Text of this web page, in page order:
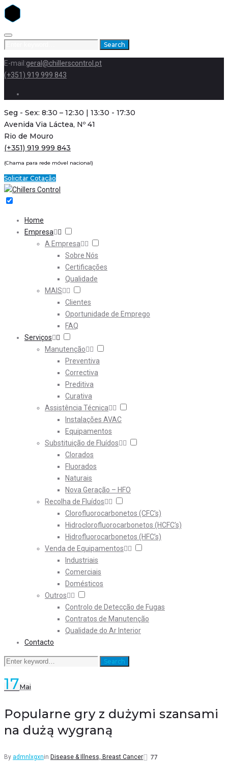
Skip
Search
E-mail:geral@chillerscontrol.pt
(+351) 919 999 843
Seg - Sex: 8:30 – 12:30 | 13:30 - 17:30
Avenida Via Láctea, Nº 41
Rio de Mouro
(+351) 919 999 843
(Chama para rede móvel nacional)
Solicitar Cotação
Home
Empresa
A Empresa
Sobre Nós
Certificações
Qualidade
MAIS
Clientes
Oportunidade de Emprego
FAQ
Serviços
Manutenção
Preventiva
Correctiva
Preditiva
Curativa
Assistência Técnica
Instalações AVAC
Equipamentos
Substituição de Fluídos
Clorados
Fluorados
Naturais
Nova Geração – HFO
Recolha de Fluídos
Clorofluorocarbonetos (CFC’s)
Hidroclorofluorocarbonetos (HCFC’s)
Hidrofluorocarbonetos (HFC’s)
Venda de Equipamentos
Industriais
Comerciais
Domésticos
Outros
Controlo de Detecção de Fugas
Contratos de Manutenção
Qualidade do Ar Interior
Contacto
Search
Search
17Mai
Popularne gry z dużymi szansami
na dużą wygraną
By admnlxgxnin Disease & Illness, Breast Cancer 77